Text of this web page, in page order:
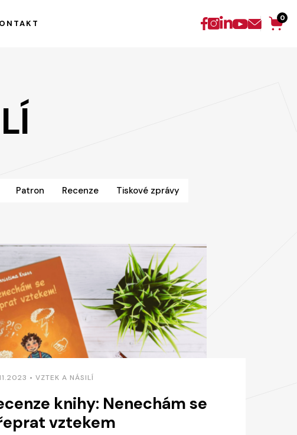
0
Patron Recenze
Tiskové zprávy
• VZTEK A NÁSILÍ
knihy: Nenechám se
vztekem